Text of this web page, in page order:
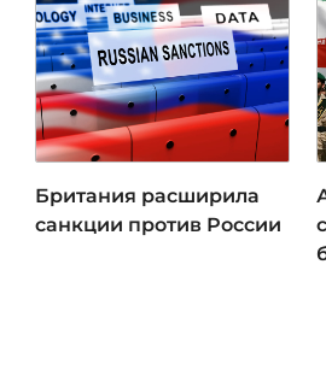
Британия расширила
санкции против России